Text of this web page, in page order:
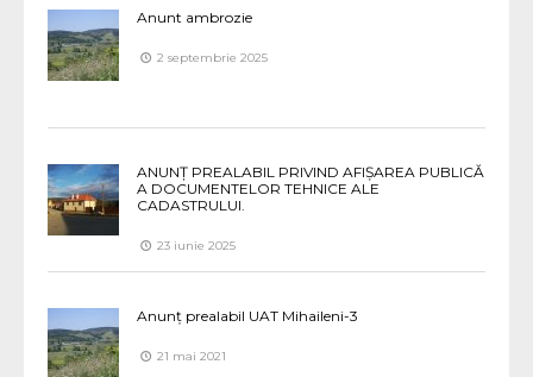
Anunt ambrozie
2 septembrie 2025
ANUNȚ PREALABIL PRIVIND AFIȘAREA PUBLICĂ
A DOCUMENTELOR TEHNICE ALE
CADASTRULUI.
23 iunie 2025
Anunț prealabil UAT Mihaileni-3
21 mai 2021